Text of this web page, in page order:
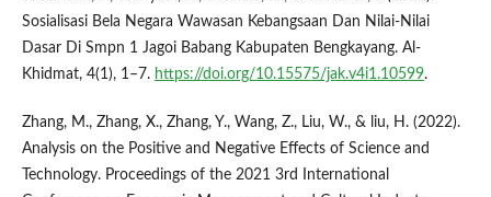
Sosialisasi Bela Negara Wawasan Kebangsaan Dan Nilai-Nilai
Dasar Di Smpn 1 Jagoi Babang Kabupaten Bengkayang. Al-
Khidmat, 4(1), 1–7. https://doi.org/10.15575/jak.v4i1.10599.
Zhang, M., Zhang, X., Zhang, Y., Wang, Z., Liu, W., & liu, H. (2022).
Analysis on the Positive and Negative Effects of Science and
Technology. Proceedings of the 2021 3rd International